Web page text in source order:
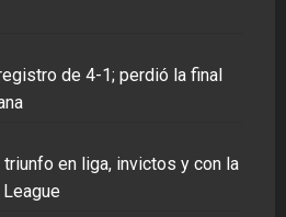
de 4-1; perdió la final
en liga, invictos y con la